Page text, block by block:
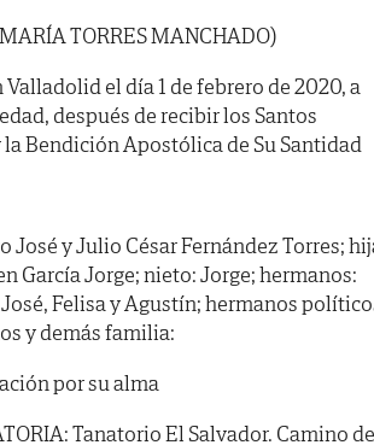
TORRES MANCHADO)
el día 1 de febrero de 2020, a
después de recibir los Santos
la Bendición Apostólica de Su Santidad
José y Julio César Fernández Torres;
García Jorge; nieto: Jorge; hermanos:
Felisa y Agustín; hermanos
y demás familia:
por su alma
Tanatorio El Salvador. Camino